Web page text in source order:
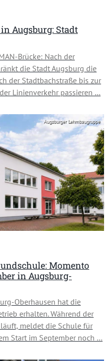
Augsburg: Stadt
Brücke: Nach der
die Stadt Augsburg die
der Stadtbachstraße bis zur
Linienverkehr passieren …
Augsburger Lehmbaugruppe
Momento
in Augsburg-
Oberhausen hat die
erhalten. Während der
meldet die Schule für
Start im September noch …